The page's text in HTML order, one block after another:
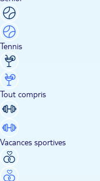
Tennis
Tout compris
Vacances sportives